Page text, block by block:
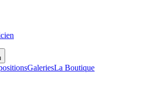
GaleriesLa Boutique